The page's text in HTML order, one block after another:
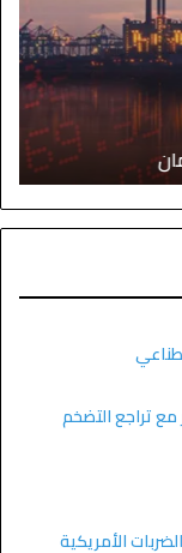
تراجع التضخم
الأمريكية